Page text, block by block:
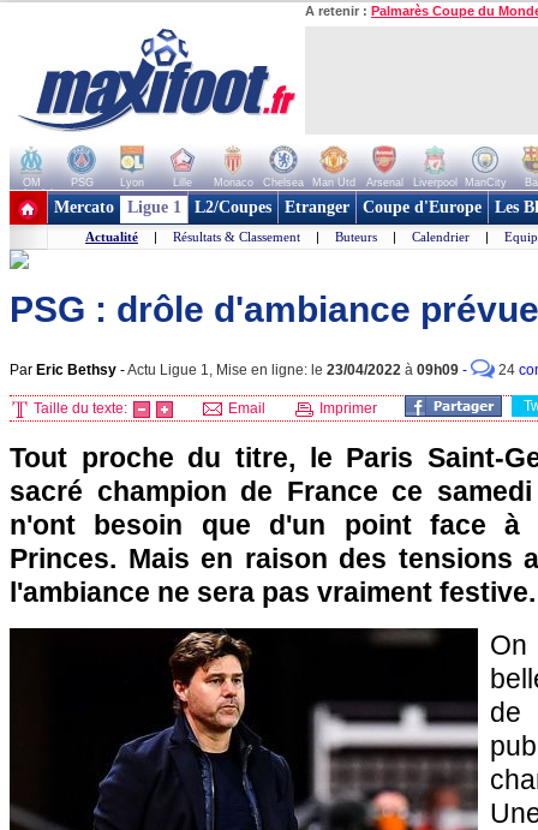
A retenir : Palmarès Coupe du
OM PSG Lyon Lille Monaco Chelsea Man Utd Arsenal Liverpool ManCity
+ de clubs
Mercato Ligue 1 L2/Coupes Etranger Coupe d'Europe Les
Actualité | Résultats & Classement | Buteurs | Calendrier |
PSG : drôle d'ambiance
Par Eric Bethsy -Actu Ligue 1, Mise en ligne: le 23/04/2022 à 09h09 - 24
Taille du texte: Email Imprimer
Tout proche du titre, le Paris Saint-
sacré champion de France ce
n'ont besoin que d'un point face à
Princes. Mais en raison des tensions
l'ambiance ne sera pas vraiment festive.
de